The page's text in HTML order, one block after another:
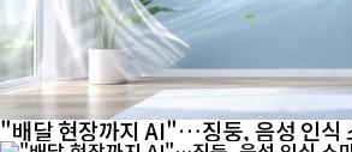
"배달 현장까지 AI"…징둥, 음성 인식